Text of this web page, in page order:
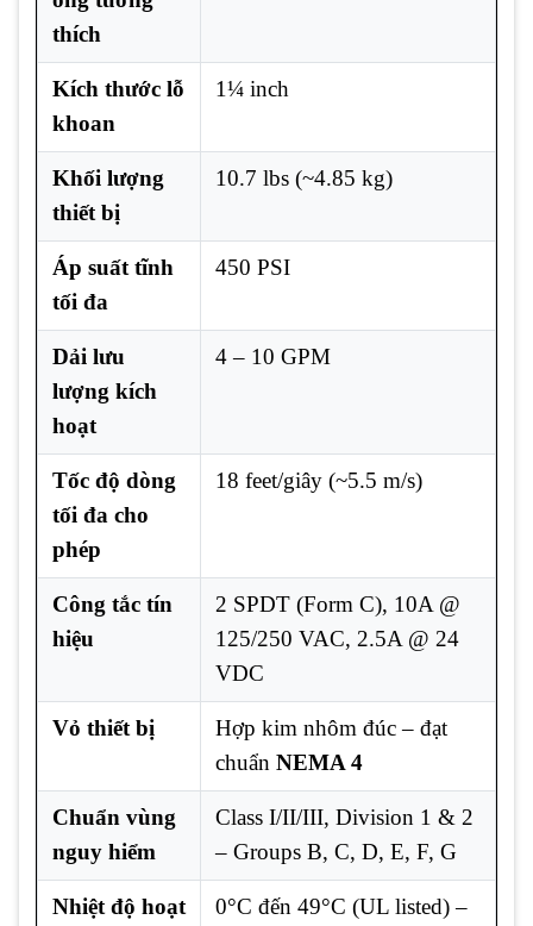
thích
Kích thước lỗ
khoan
1¼ inch
Khối lượng
thiết bị
10.7 lbs (~4.85 kg)
Áp suất tĩnh
tối đa
450 PSI
Dải lưu
lượng kích
hoạt
4 – 10 GPM
Tốc độ dòng
tối đa cho
phép
18 feet/giây (~5.5 m/s)
Công tắc tín
hiệu
2 SPDT (Form C), 10A @
125/250 VAC, 2.5A @ 24
VDC
Vỏ thiết bị
Hợp kim nhôm đúc – đạt
chuẩn NEMA 4
Chuẩn vùng
nguy hiểm
Class I/II/III, Division 1 & 2
– Groups B, C, D, E, F, G
Nhiệt độ hoạt
0°C đến 49°C (UL listed) –